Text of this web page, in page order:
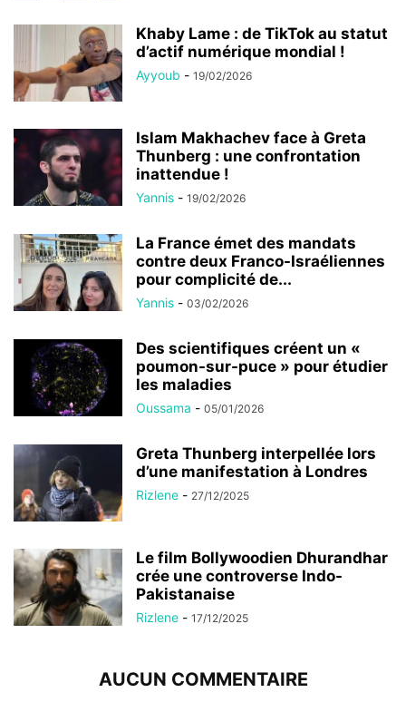
Khaby Lame : de TikTok au statut
d’actif numérique mondial !
Ayyoub - 19/02/2026
Islam Makhachev face à Greta
Thunberg : une confrontation
inattendue !
Yannis - 19/02/2026
La France émet des mandats
contre deux Franco-Israéliennes
pour complicité de...
Yannis - 03/02/2026
Des scientifiques créent un «
poumon-sur-puce » pour étudier
les maladies
Oussama - 05/01/2026
Greta Thunberg interpellée lors
d’une manifestation à Londres
Rizlene - 27/12/2025
Le film Bollywoodien Dhurandhar
crée une controverse Indo-
Pakistanaise
Rizlene - 17/12/2025
AUCUN COMMENTAIRE